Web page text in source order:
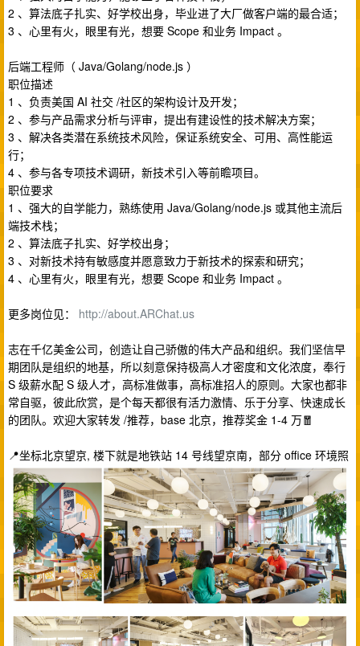
2 、算法底子扎实、好学校出身，毕业进了大厂做客户端的最合适；
3 、心里有火，眼里有光，想要 Scope 和业务 Impact 。
后端工程师（ Java/Golang/node.js ）
职位描述
1 、负责美国 AI 社交 /社区的架构设计及开发；
2 、参与产品需求分析与评审，提出有建设性的技术解决方案；
3 、解决各类潜在系统技术风险，保证系统安全、可用、高性能运
行；
4 、参与各专项技术调研，新技术引入等前瞻项目。
职位要求
1 、强大的自学能力，熟练使用 Java/Golang/node.js 或其他主流后
端技术栈；
2 、算法底子扎实、好学校出身；
3 、对新技术持有敏感度并愿意致力于新技术的探索和研究；
4 、心里有火，眼里有光，想要 Scope 和业务 Impact 。
更多岗位见： http://about.ARChat.us
志在千亿美金公司，创造让自己骄傲的伟大产品和组织。我们坚信早
期团队是组织的地基，所以刻意保持极高人才密度和文化浓度，奉行
S 级薪水配 S 级人才，高标准做事，高标准招人的原则。大家也都非
常自驱，彼此欣赏，是个每天都很有活力激情、乐于分享、快速成长
的团队。欢迎大家转发 /推荐，base 北京，推荐奖金 1-4 万🧧
📍坐标北京望京, 楼下就是地铁站 14 号线望京南，部分 office 环境照